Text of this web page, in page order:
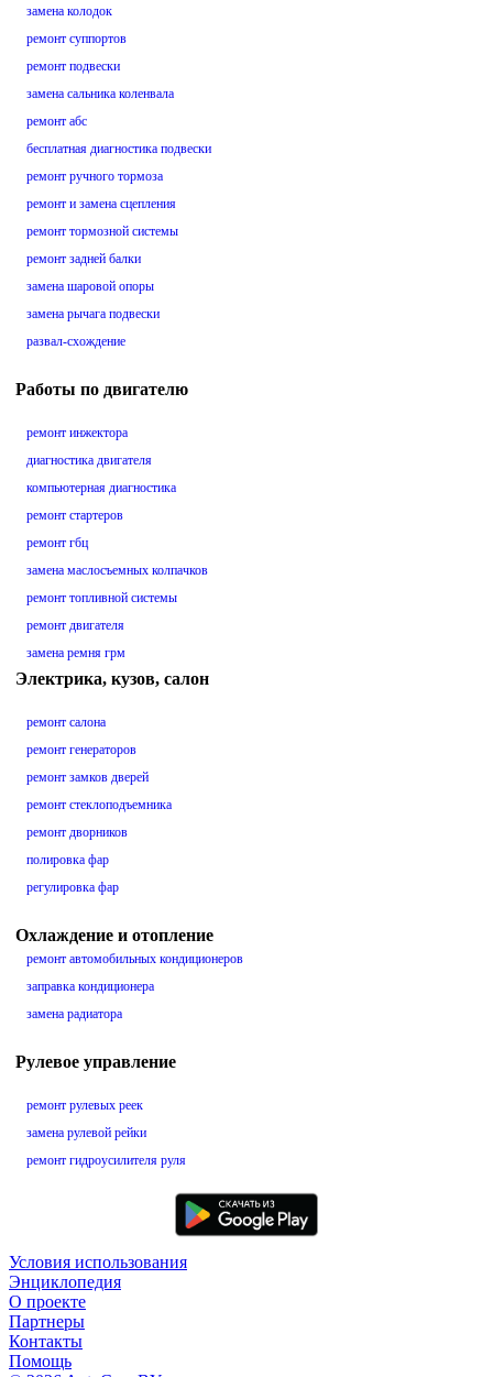
замена колодок
ремонт суппортов
ремонт подвески
замена сальника коленвала
ремонт абс
бесплатная диагностика подвески
ремонт ручного тормоза
ремонт и замена сцепления
ремонт тормозной системы
ремонт задней балки
замена шаровой опоры
замена рычага подвески
развал-схождение
Работы по двигателю
ремонт инжектора
диагностика двигателя
компьютерная диагностика
ремонт стартеров
ремонт гбц
замена маслосъемных колпачков
ремонт топливной системы
ремонт двигателя
замена ремня грм
Электрика, кузов, салон
ремонт салона
ремонт генераторов
ремонт замков дверей
ремонт стеклоподъемника
ремонт дворников
полировка фар
регулировка фар
Охлаждение и отопление
ремонт автомобильных кондиционеров
заправка кондиционера
замена радиатора
Рулевое управление
ремонт рулевых реек
замена рулевой рейки
ремонт гидроусилителя руля
Условия использования
Энциклопедия
О проекте
Партнеры
Контакты
Помощь